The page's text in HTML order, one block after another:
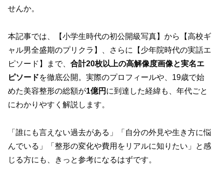
せんか。
本記事では、【小学生時代の初公開級写真】から【高校ギ
ャル男全盛期のプリクラ】、さらに【少年院時代の実話エ
ピソード】まで、 合計20枚以上の高解像度画像と実名エ
ピソードを徹底公開。実際のプロフィールや、19歳で始
めた美容整形の総額が1億円 に到達した経緯も、年代ごと
にわかりやすく解説します。
「誰にも言えない過去がある」「自分の外見や生き方に悩
んでいる」「整形の変化や費用をリアルに知りたい」と感
じる方にも、きっと参考になるはずです。